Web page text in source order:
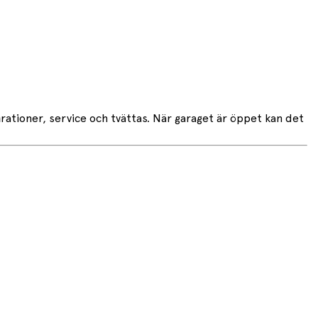
service och tvättas. När garaget är öppet kan det